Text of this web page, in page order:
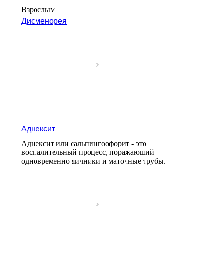
Взрослым
Дисменорея
Аднексит
Аднексит или сальпингоофорит - это
воспалительный процесс, поражающий
одновременно яичники и маточные трубы.